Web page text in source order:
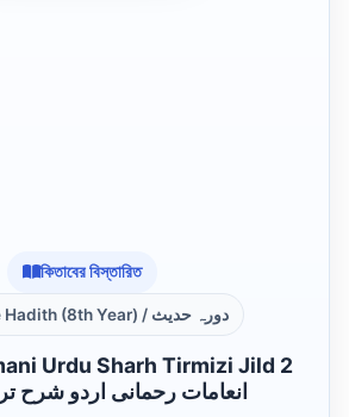
কিতাবের বিস্তারিত
Dora e Hadith (8th Year) / دورہ حدیث
Urdu Sharh Tirmizi Jild 2
انعامات رحمانی اردو شرح